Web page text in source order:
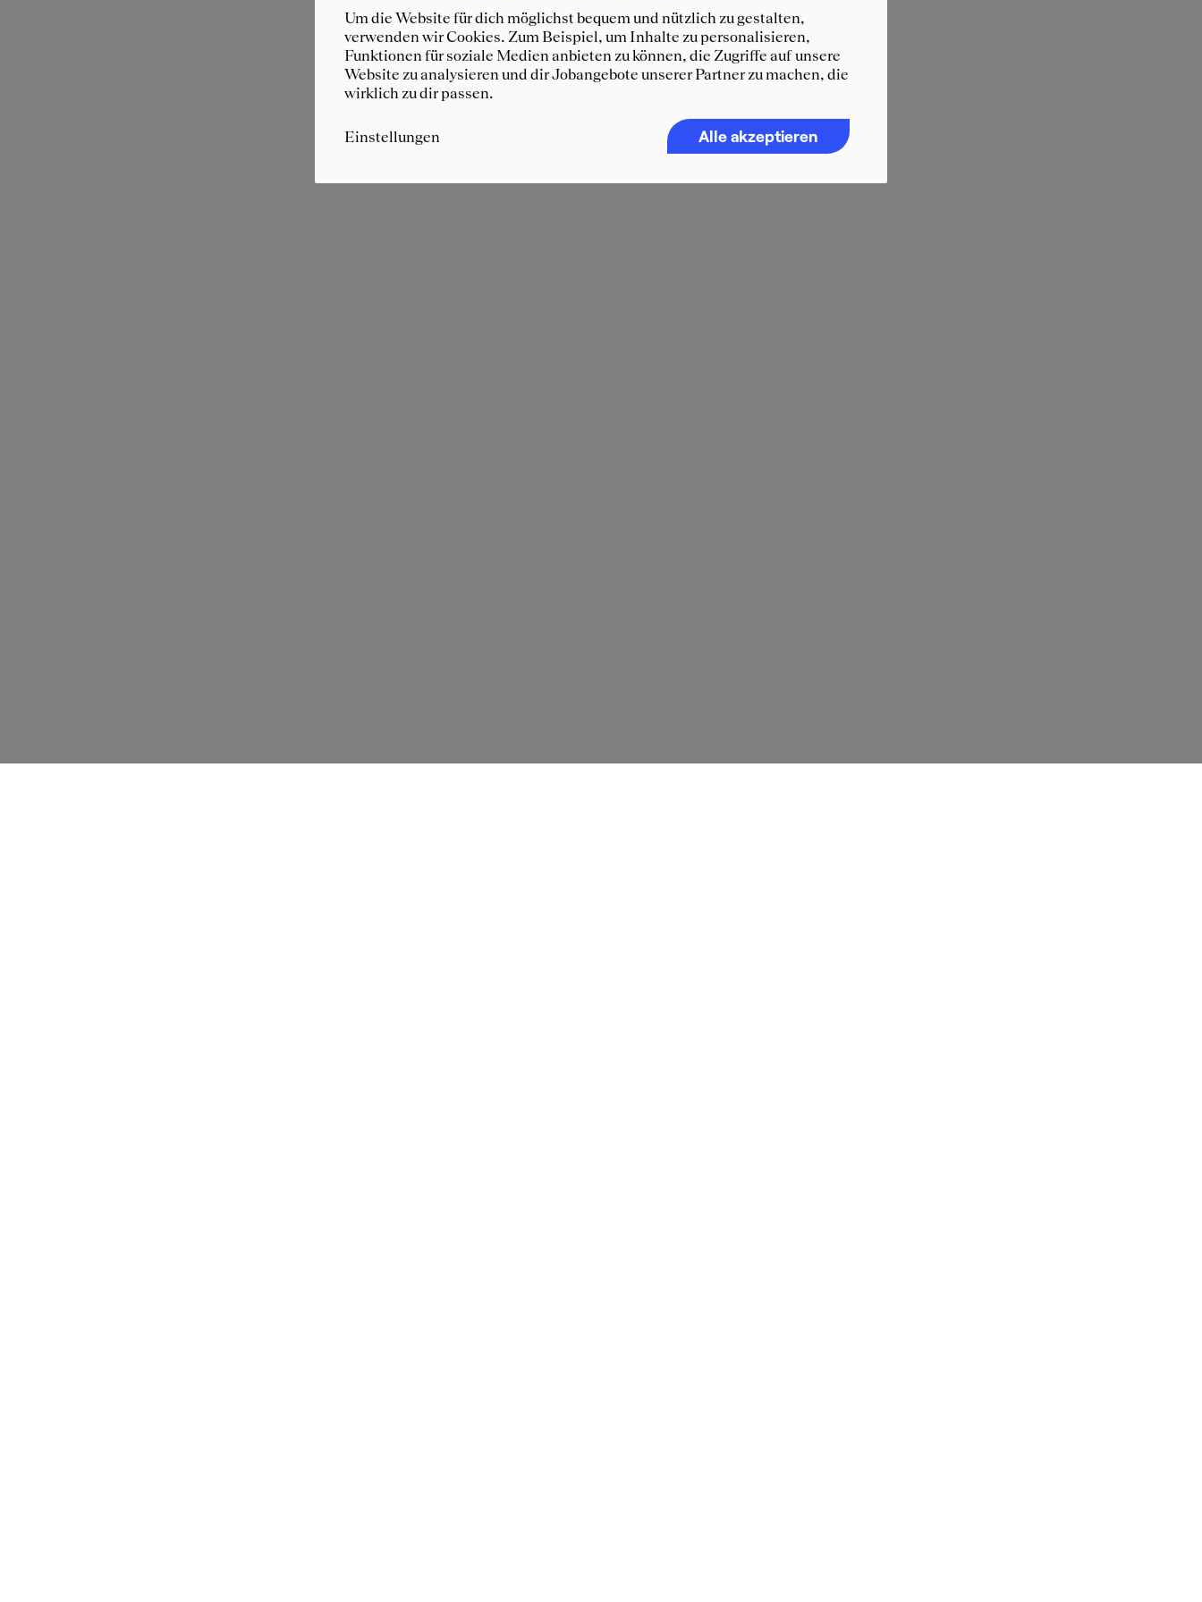
Um die Website für dich möglichst bequem und nützlich zu gestalten,
verwenden wir Cookies. Zum Beispiel, um Inhalte zu personalisieren,
Funktionen für soziale Medien anbieten zu können, die Zugriffe auf unsere
Website zu analysieren und dir Jobangebote unserer Partner zu machen, die
wirklich zu dir passen.
Einstellungen Alle akzeptieren